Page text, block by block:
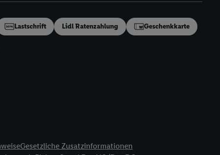
Lastschrift Lidl Ratenzahlung Geschenkkarte
Gesetzliche Zusatzinformationen
sämtlicher
Ihre Einwilligung
gilt auch für die
Quellen,
Informationen,